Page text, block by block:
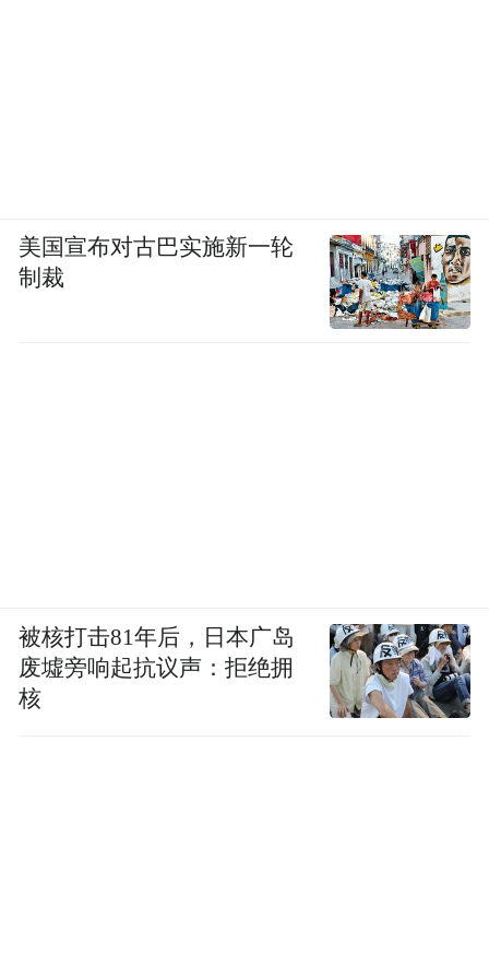
美国宣布对古巴实施新一轮
制裁
被核打击81年后，日本广岛
废墟旁响起抗议声：拒绝拥
核